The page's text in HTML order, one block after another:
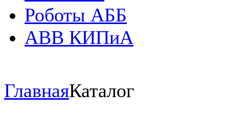
Роботы АББ
ABB КИПиА
ГлавнаяКаталог